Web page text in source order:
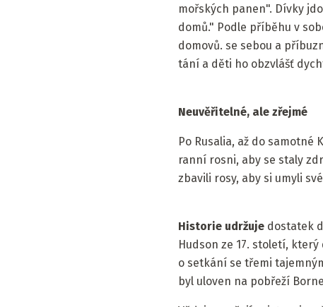
mořských panen". Dívky
domů." Podle příběhu v
domovů. se sebou a
tání a děti ho obzvlášť
Neuvěřitelné, ale zřejmé
Po Rusalia, až do
ranní rosni, aby se staly
zbavili rosy, aby si umyli
Historie udržuje dostatek
Hudson ze 17. století,
o setkání se třemi
byl uloven na pobřeží